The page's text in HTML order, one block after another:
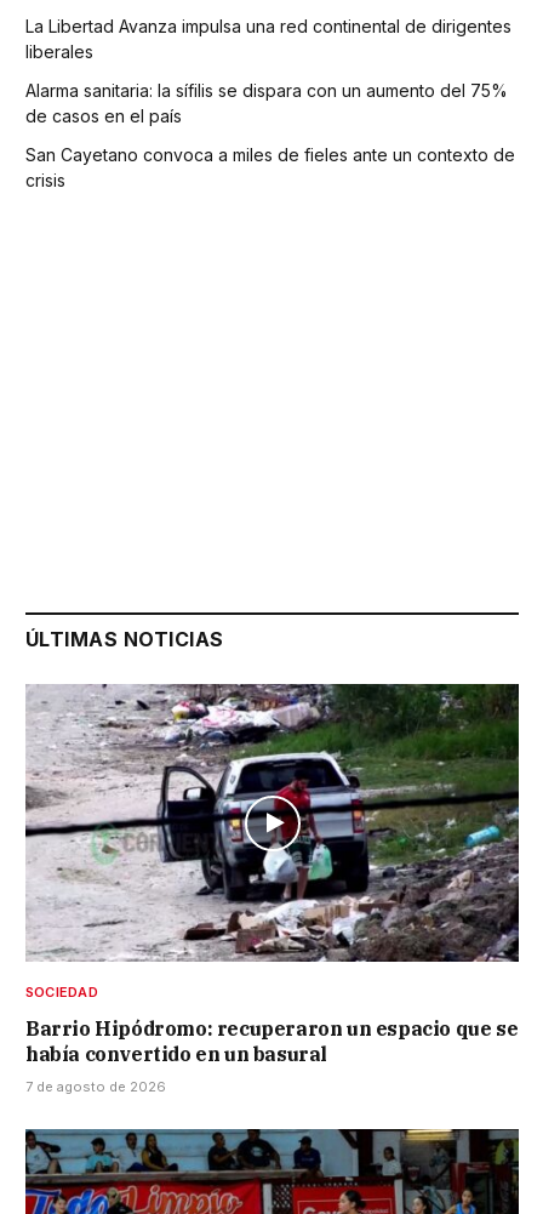
La Libertad Avanza impulsa una red continental de dirigentes
liberales
Alarma sanitaria: la sífilis se dispara con un aumento del 75%
de casos en el país
San Cayetano convoca a miles de fieles ante un contexto de
crisis
ÚLTIMAS NOTICIAS
SOCIEDAD
Barrio Hipódromo: recuperaron un espacio que se
había convertido en un basural
7 de agosto de 2026